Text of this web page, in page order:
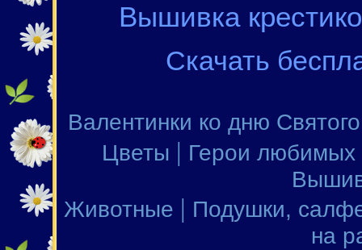
Вышивка
Скачать
Валентинки ко дню
Цветы | Герои
Животные | Подушки,
на